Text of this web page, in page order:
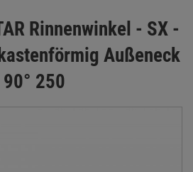
Rinnenwinkel - SX -
Außeneck
90° 250